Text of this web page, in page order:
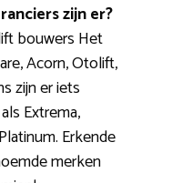
zijn er?
bouwers Het
Acorn, Otolift,
zijn er iets
Extrema,
Erkende
merken